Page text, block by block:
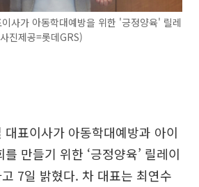
사가 아동학대예방을 위한 '긍정양육' 릴레
진제공=롯데GRS)
대표이사가 아동학대예방과 아이
만들기 위한 ‘긍정양육’ 릴레이
7일 밝혔다. 차 대표는 최연수